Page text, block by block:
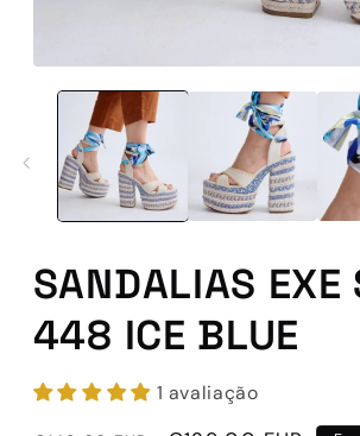
conteúdo
multimédia
modal
SANDALIAS EXE
448 ICE BLUE
1 avaliação